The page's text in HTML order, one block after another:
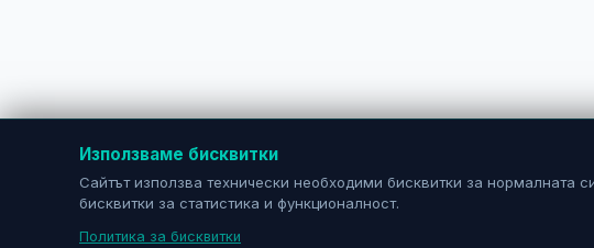
Използваме бисквитки
Сайтът използва технически необходими бисквитки за нормалната
бисквитки за статистика и функционалност.
Политика за бисквитки